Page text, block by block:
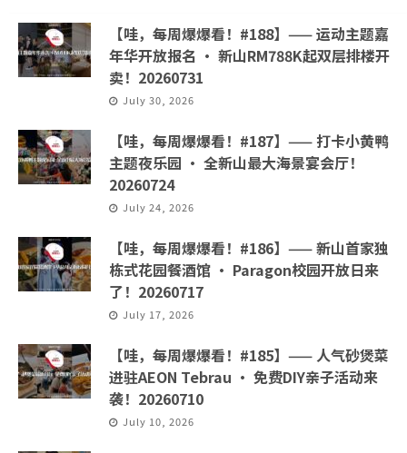
【哇，每周爆爆看！#188】—— 运动主题嘉
年华开放报名 · 新山RM788K起双层排楼开
卖！20260731
July 30, 2026
【哇，每周爆爆看！#187】—— 打卡小黄鸭
主题夜乐园 · 全新山最大海景宴会厅！
20260724
July 24, 2026
【哇，每周爆爆看！#186】—— 新山首家独
栋式花园餐酒馆 · Paragon校园开放日来
了！20260717
July 17, 2026
【哇，每周爆爆看！#185】—— 人气砂煲菜
进驻AEON Tebrau · 免费DIY亲子活动来
袭！20260710
July 10, 2026